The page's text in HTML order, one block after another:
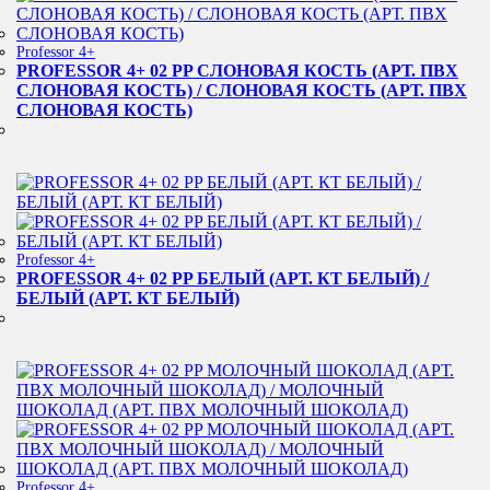
Professor 4+
PROFESSOR 4+ 02 PP СЛОНОВАЯ КОСТЬ (АРТ. ПВХ
СЛОНОВАЯ КОСТЬ) / СЛОНОВАЯ КОСТЬ (АРТ. ПВХ
СЛОНОВАЯ КОСТЬ)
Professor 4+
PROFESSOR 4+ 02 PP БЕЛЫЙ (АРТ. КТ БЕЛЫЙ) /
БЕЛЫЙ (АРТ. КТ БЕЛЫЙ)